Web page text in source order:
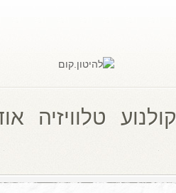
קולנוע טלוויזיה